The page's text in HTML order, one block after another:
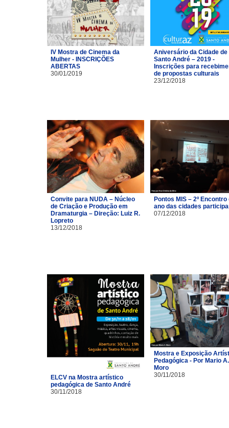
IV Mostra de Cinema da
Mulher - INSCRIÇÕES
ABERTAS
30/01/2019
Aniversário da Cidade de
Santo André – 2019 -
Inscrições para
de propostas culturais
23/12/2018
Convite para NUDA – Núcleo
de Criação e Produção em
Dramaturgia – Direção: Luiz R.
Lopreto
13/12/2018
Pontos MIS – 2º Encontro
ano das cidades
07/12/2018
ELCV na Mostra artístico
pedagógica de Santo André
30/11/2018
Mostra e Exposição
Pedagógica - Por Mario A.
Moro
30/11/2018